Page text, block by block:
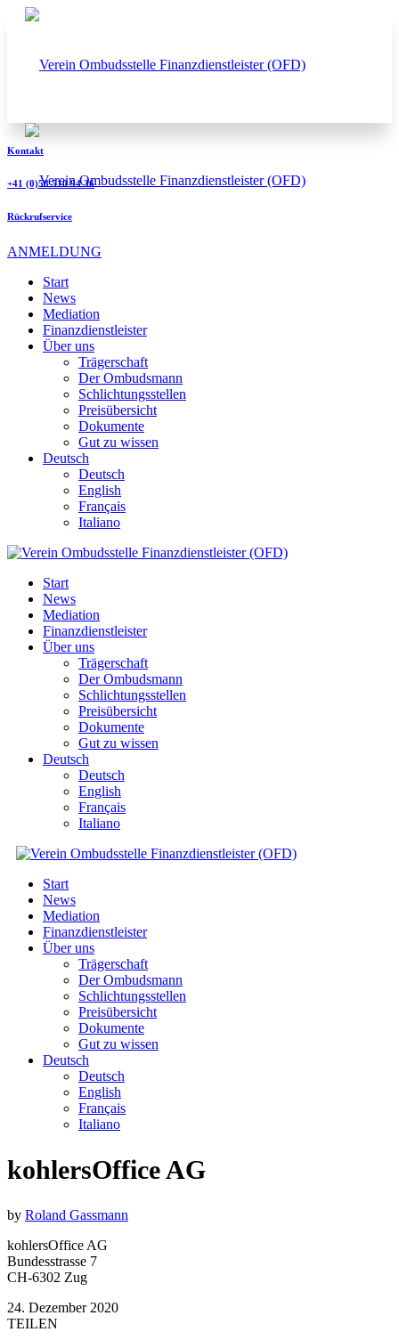
Kontakt
+41 (0)58 510 94 36
Rückrufservice
ANMELDUNG
Start
News
Mediation
Finanzdienstleister
Über uns
Trägerschaft
Der Ombudsmann
Schlichtungsstellen
Preisübersicht
Dokumente
Gut zu wissen
Deutsch
Deutsch
English
Français
Italiano
Start
News
Mediation
Finanzdienstleister
Über uns
Trägerschaft
Der Ombudsmann
Schlichtungsstellen
Preisübersicht
Dokumente
Gut zu wissen
Deutsch
Deutsch
English
Français
Italiano
Start
News
Mediation
Finanzdienstleister
Über uns
Trägerschaft
Der Ombudsmann
Schlichtungsstellen
Preisübersicht
Dokumente
Gut zu wissen
Deutsch
Deutsch
English
Français
Italiano
kohlersOffice AG
by Roland Gassmann
kohlersOffice AG
Bundesstrasse 7
CH-6302 Zug
24. Dezember 2020
TEILEN